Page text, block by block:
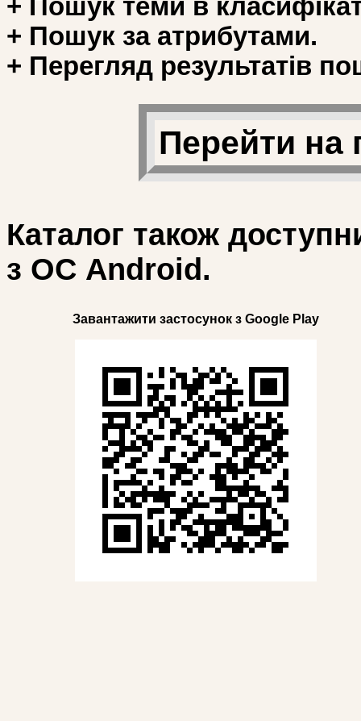
+ Пошук теми в
+ Пошук за атрибутами.
+ Перегляд результатів
Перейти на
Каталог також
з ОС Android.
Завантажити застосунок з Google Play